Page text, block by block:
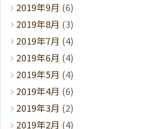
2019年9月 (6)
2019年8月 (3)
2019年7月 (4)
2019年6月 (4)
2019年5月 (4)
2019年4月 (6)
2019年3月 (2)
2019年2月 (4)